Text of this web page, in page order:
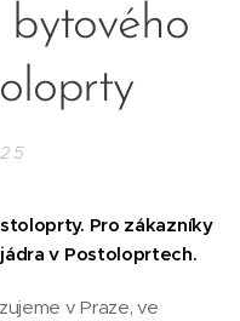
bytového
Pro zákazníky
v Postoloprtech.
v Praze, ve